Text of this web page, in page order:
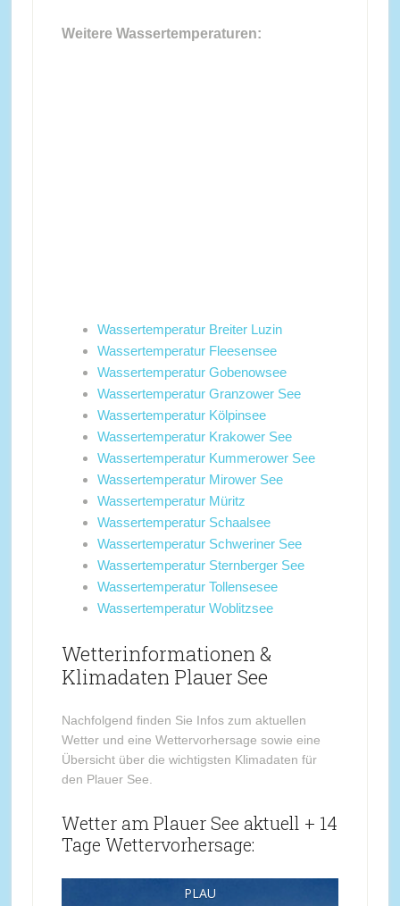
Weitere Wassertemperaturen:
Wassertemperatur Breiter Luzin
Wassertemperatur Fleesensee
Wassertemperatur Gobenowsee
Wassertemperatur Granzower See
Wassertemperatur Kölpinsee
Wassertemperatur Krakower See
Wassertemperatur Kummerower See
Wassertemperatur Mirower See
Wassertemperatur Müritz
Wassertemperatur Schaalsee
Wassertemperatur Schweriner See
Wassertemperatur Sternberger See
Wassertemperatur Tollensesee
Wassertemperatur Woblitzsee
Wetterinformationen &
Klimadaten Plauer See
Nachfolgend finden Sie Infos zum aktuellen
Wetter und eine Wettervorhersage sowie eine
Übersicht über die wichtigsten Klimadaten für
den Plauer See.
Wetter am Plauer See aktuell + 14
Tage Wettervorhersage:
PLAU